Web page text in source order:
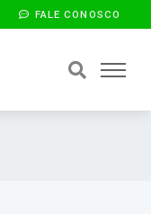
FALE CONOSCO